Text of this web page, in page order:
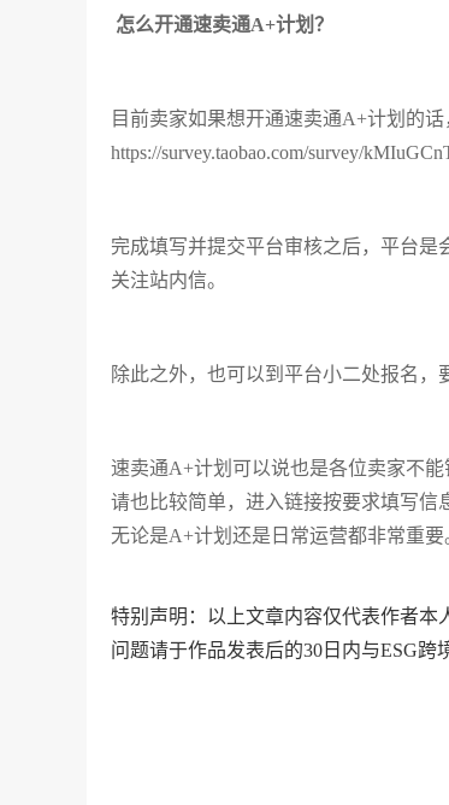
怎么开通速卖通A+计划？
目前卖家如果想开通速卖通A+计划的
https://survey.taobao.com/survey/
完成填写并提交平台审核之后，平台是
关注站内信。
除此之外，也可以到平台小二处报名，
速卖通A+计划可以说也是各位卖家不
请也比较简单，进入链接按要求填写信
无论是A+计划还是日常运营都非常重要
特别声明：以上文章内容仅代表作者本
问题请于作品发表后的30日内与ESG跨